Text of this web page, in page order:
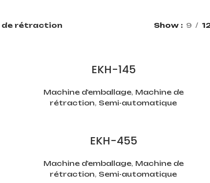
de rétraction Show 9
EKH-145
Machine d'emballage, Machine de
rétraction, Semi-automatique
EKH-455
Machine d'emballage, Machine de
rétraction, Semi-automatique